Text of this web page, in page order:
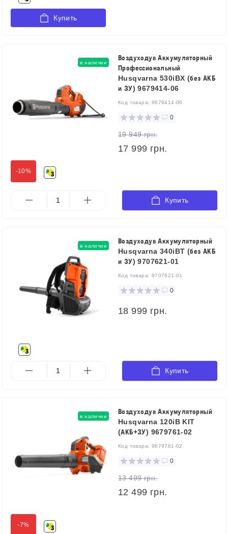
Купить
-10%
в наличии
Воздуходув Аккумуляторный
Профессиональный
Husqvarna 530iBX (без АКБ
и ЗУ) 9679414-06
Код товара: 9679414-06
0
19 949 грн.
17 999 грн.
Купить
в наличии
Воздуходув Аккумуляторный
Husqvarna 340iBT (без АКБ
и ЗУ) 9707621-01
Код товара: 9707621-01
0
18 999 грн.
Купить
-7%
в наличии
Воздуходув Аккумуляторный
Husqvarna 120iB KIT
(АКБ+ЗУ) 9679761-02
Код товара: 9679761-02
0
13 499 грн.
12 499 грн.